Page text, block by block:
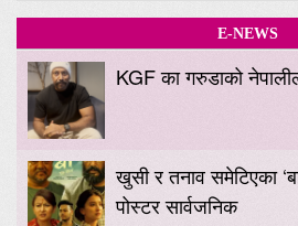
E-NEWS
KGF का गरुडाको
खुसी र तनाव समेटिएका
पोस्टर सार्वजनिक